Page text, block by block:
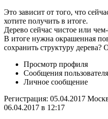
Это зависит от того, что
хотите получить в итоге.
Дерево сейчас чистое или
В итоге нужна окрашенная
сохранить структуру дерева?
Просмотр профиля
Сообщения пользователя
Личное сообщение
Регистрация: 05.04.2017
06.04.2017 в 12:17